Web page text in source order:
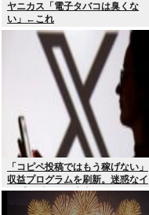
ヤニカス「電子タバコは臭くな
い」←これ
「コピペ投稿ではもう稼げない」
収益プログラムを刷新。迷惑なイ
ンプレゾンビは本当にいなくなる
のか？